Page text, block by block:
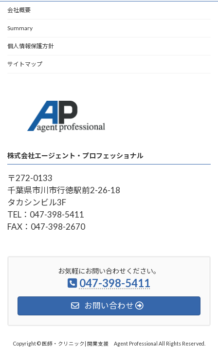
会社概要
Summary
個人情報保護方針
サイトマップ
株式会社エージェント・プロフェッショナル
〒272-0133
千葉県市川市行徳駅前2-26-18
タカシンビル3F
TEL：047-398-5411
FAX：047-398-2670
お気軽にお問い合わせください。
047-398-5411
お問い合わせ
Copyright © 医師・クリニック| 開業支援 Agent Professional All Rights Reserved.